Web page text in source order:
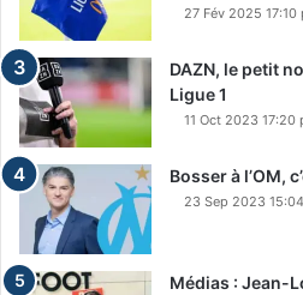
27 Fév 2025 17:10
DAZN, le petit
Ligue 1
11 Oct 2023 17:20
Bosser à l’OM,
23 Sep 2023
Médias : Jean-